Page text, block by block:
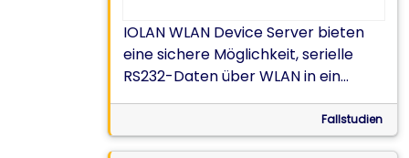
IOLAN WLAN Device Server bieten
eine sichere Möglichkeit, serielle
RS232-Daten über WLAN in ein
mobiles Krebstherapiesystem zu
Fallstudien